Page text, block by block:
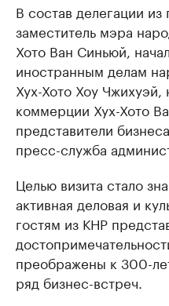
В состав делегации
заместитель мэра
Хото Ван Синьюй,
иностранным делам
Хух-Хото Хоу Чжихуэй,
коммерции Хух-Хото
представители
пресс-служба
Целью визита стало
активная деловая и
гостям из КНР
преображены к 300-
ряд бизнес-встреч.